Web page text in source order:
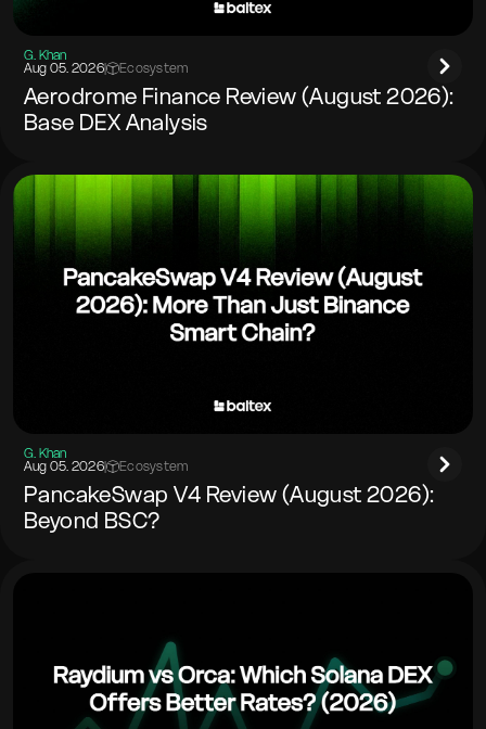
G. Khan
Aug 05. 2026| Ecosystem
Aerodrome Finance Review (August 2026):
Base DEX Analysis
G. Khan
Aug 05. 2026| Ecosystem
PancakeSwap V4 Review (August 2026):
Beyond BSC?